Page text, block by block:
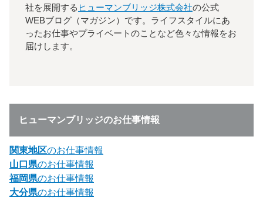
社を展開する ヒューマンブリッジ株式会社の公式
WEBブログ（マガジン）です。ライフスタイルにあ
ったお仕事やプライベートのことなど色々な情報をお
届けします。
ヒューマンブリッジのお仕事情報
関東地区のお仕事情報
山口県のお仕事情報
福岡県のお仕事情報
大分県のお仕事情報